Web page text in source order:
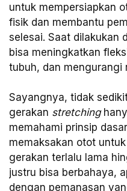
untuk mempersiapkan
fisik dan membantu
selesai. Saat dilakukan
bisa meningkatkan
tubuh, dan mengurangi
Sayangnya, tidak
gerakan stretching
memahami prinsip
memaksakan otot
gerakan terlalu lama
justru bisa berbahaya,
dengan pemanasan